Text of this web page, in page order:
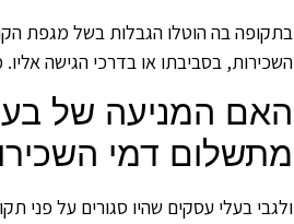
בתקופה בה הוטלו הגבלות בשל מגפת
השכירות, בסביבתו או בדרכי הגישה
האם המניעה של
מתשלום דמי
ולגבי בעלי עסקים שהיו סגורים על פני